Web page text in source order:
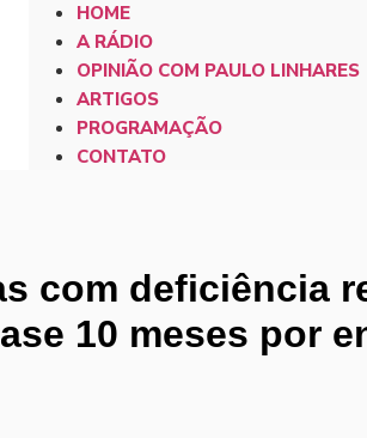
HOME
A RÁDIO
OPINIÃO COM PAULO LINHARES
ARTIGOS
PROGRAMAÇÃO
CONTATO
com deficiência
10 meses por